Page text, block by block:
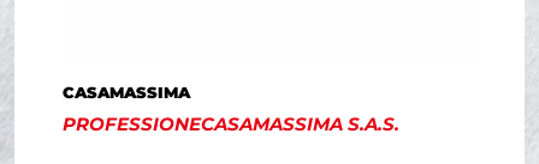
CASAMASSIMA
PROFESSIONECASAMASSIMA S.A.S.